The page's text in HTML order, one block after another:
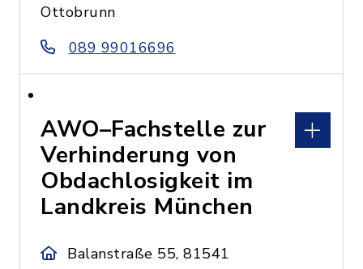
Ottobrunn
089 99016696
AWO–Fachstelle zur
Verhinderung von
Obdachlosigkeit im
Landkreis München
Balanstraße 55, 81541